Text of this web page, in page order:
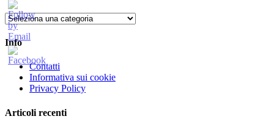
Categorie
Info
Contatti
Informativa sui cookie
Privacy Policy
Articoli recenti